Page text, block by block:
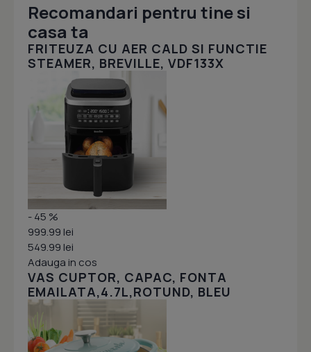
Recomandari pentru tine si
casa ta
FRITEUZA CU AER CALD SI FUNCTIE
STEAMER, BREVILLE, VDF133X
- 45 %
999.99 lei
549.99 lei
Adauga in cos
VAS CUPTOR, CAPAC, FONTA
EMAILATA,4.7L,ROTUND, BLEU